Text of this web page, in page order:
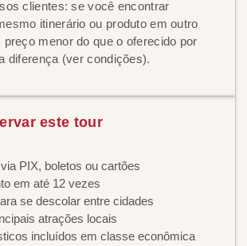
clientes: se você encontrar
itinerário ou produto em outro
menor do que o oferecido por
diferença (ver condições).
este tour
PIX, boletos ou cartões
em até 12 vezes
se descolar entre cidades
atrações locais
incluídos em classe econômica